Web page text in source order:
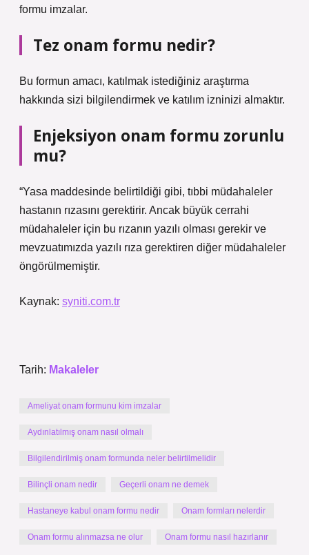
formu imzalar.
Tez onam formu nedir?
Bu formun amacı, katılmak istediğiniz araştırma
hakkında sizi bilgilendirmek ve katılım izninizi almaktır.
Enjeksiyon onam formu zorunlu
mu?
“Yasa maddesinde belirtildiği gibi, tıbbi müdahaleler
hastanın rızasını gerektirir. Ancak büyük cerrahi
müdahaleler için bu rızanın yazılı olması gerekir ve
mevzuatımızda yazılı rıza gerektiren diğer müdahaleler
öngörülmemiştir.
Kaynak: syniti.com.tr
Tarih: Makaleler
Ameliyat onam formunu kim imzalar
Aydınlatılmış onam nasıl olmalı
Bilgilendirilmiş onam formunda neler belirtilmelidir
Bilinçli onam nedir Geçerli onam ne demek
Hastaneye kabul onam formu nedir Onam formları nelerdir
Onam formu alınmazsa ne olur Onam formu nasıl hazırlanır